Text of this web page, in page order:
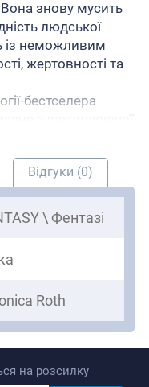
знову мусить
людської
із неможливим
жертовності та
бестселера
з захоплюючої
таємниці
читачів у
Відгуки (0)
\ Фентазі
Roth
на розсилку